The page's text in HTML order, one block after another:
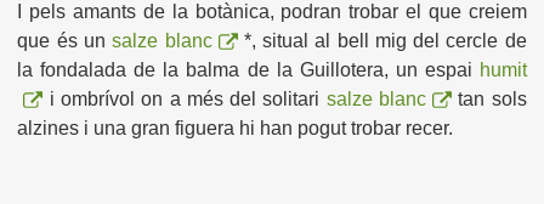
I pels amants de la botànica, podran trobar el que creiem
que és unsalze blanc
*, situal al bell mig del cercle de
la fondalada de la balma de la Guillotera, un espai humit
i ombrívol on a més del solitari salze blanc
tan sols
alzines i una gran figuera hi han pogut trobar recer.